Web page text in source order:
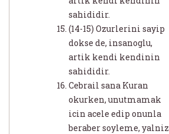
sahididir.
(14-15) Ozurlerini sayip
dokse de, insanoglu,
artik kendi kendinin
sahididir.
Cebrail sana Kuran
okurken, unutmamak
icin acele edip onunla
beraber soyleme, yalniz